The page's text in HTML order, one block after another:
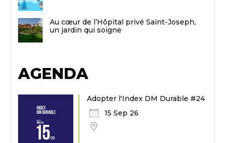
Au cœur de l’Hôpital privé Saint-Joseph,
un jardin qui soigne
AGENDA
Adopter l'Index DM Durable #24
15 Sep 26